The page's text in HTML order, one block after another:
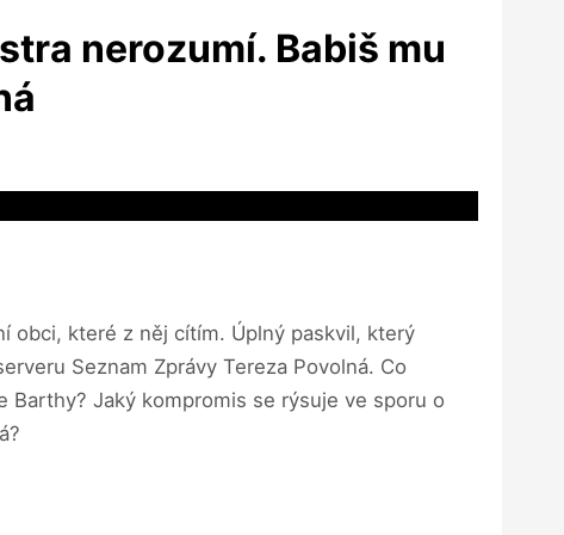
nerozumí. Babiš mu
obci, které z něj cítím. Úplný paskvil, který
Seznam Zprávy Tereza Povolná. Co
Barthy? Jaký kompromis se rýsuje ve sporu o